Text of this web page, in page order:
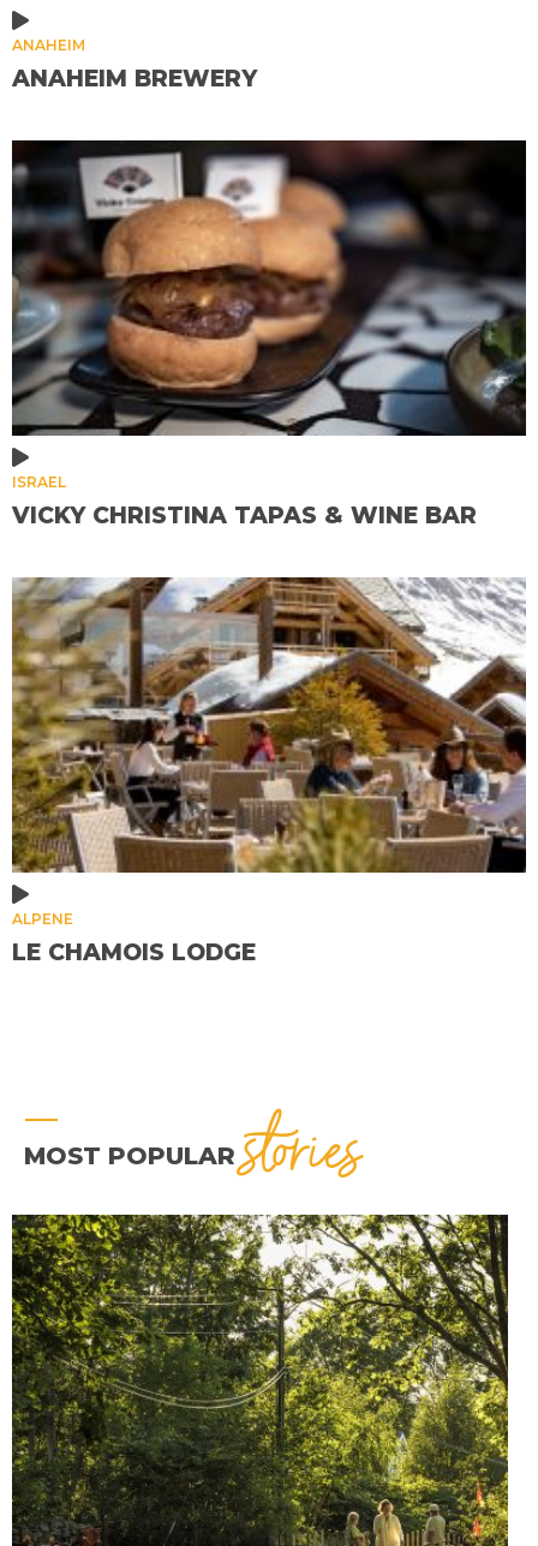
ANAHEIM
ANAHEIM BREWERY
ISRAEL
VICKY CHRISTINA TAPAS & WINE BAR
ALPENE
LE CHAMOIS LODGE
MOST POPULAR stories